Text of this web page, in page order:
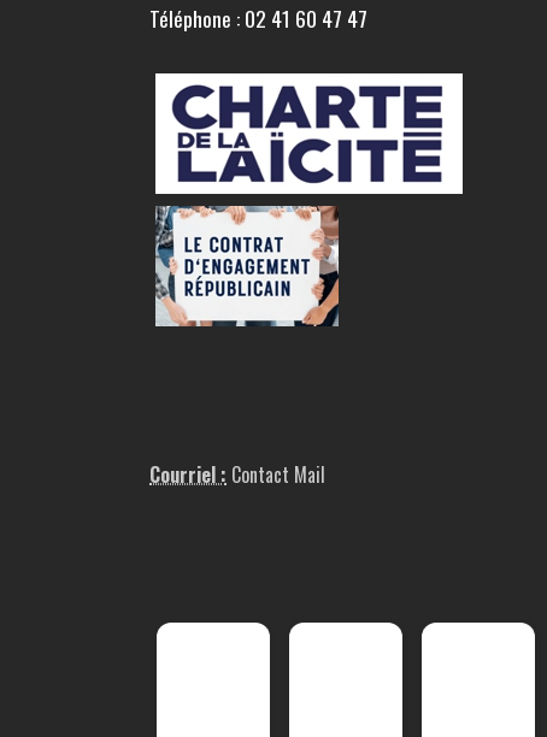
Téléphone : 02 41 60 47 47
Courriel : Contact Mail